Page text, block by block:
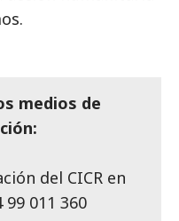
medios de
del CICR en
99 011 360